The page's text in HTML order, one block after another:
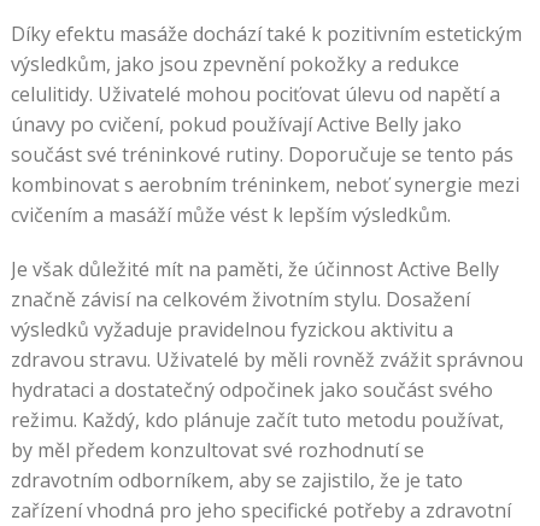
Díky efektu masáže dochází také k pozitivním estetickým
výsledkům, jako jsou zpevnění pokožky a redukce
celulitidy. Uživatelé mohou pociťovat úlevu od napětí a
únavy po cvičení, pokud používají Active Belly jako
součást své tréninkové rutiny. Doporučuje se tento pás
kombinovat s aerobním tréninkem, neboť synergie mezi
cvičením a masáží může vést k lepším výsledkům.
Je však důležité mít na paměti, že účinnost Active Belly
značně závisí na celkovém životním stylu. Dosažení
výsledků vyžaduje pravidelnou fyzickou aktivitu a
zdravou stravu. Uživatelé by měli rovněž zvážit správnou
hydrataci a dostatečný odpočinek jako součást svého
režimu. Každý, kdo plánuje začít tuto metodu používat,
by měl předem konzultovat své rozhodnutí se
zdravotním odborníkem, aby se zajistilo, že je tato
zařízení vhodná pro jeho specifické potřeby a zdravotní